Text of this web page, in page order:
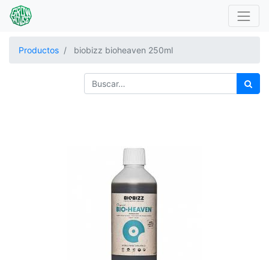
Productos biobizz bioheaven 250ml